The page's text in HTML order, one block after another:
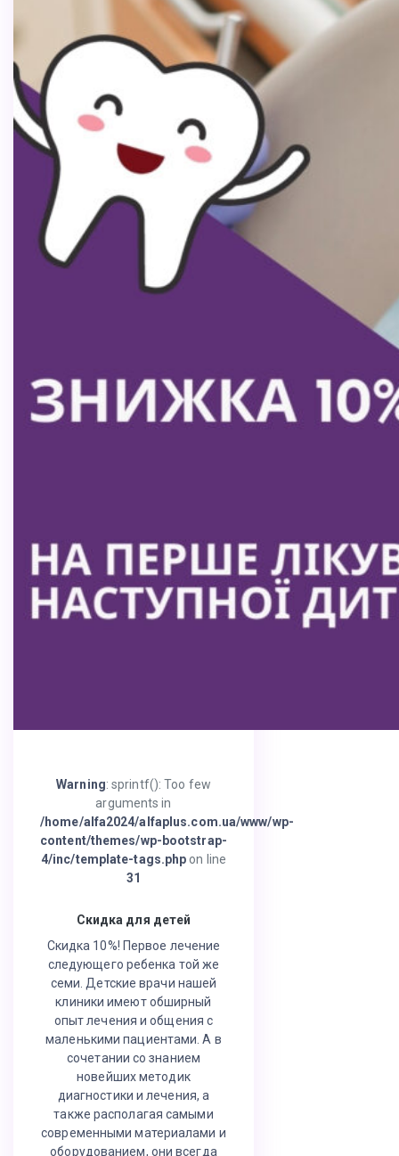
Warning: sprintf(): Too few
arguments in
/home/alfa2024/alfaplus.com.ua/www/wp-
content/themes/wp-bootstrap-
4/inc/template-tags.php on line
31
Скидка для детей
Скидка 10%! Первое лечение
следующего ребенка той же
семи. Детские врачи нашей
клиники имеют обширный
опыт лечения и общения с
маленькими пациентами. А в
сочетании со знанием
новейших методик
диагностики и лечения, а
также располагая самыми
современными материалами и
оборудованием, они всегда